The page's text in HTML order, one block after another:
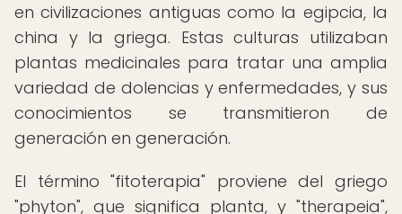
en civilizaciones antiguas como la egipcia, la
china y la griega. Estas culturas utilizaban
plantas medicinales para tratar una amplia
variedad de dolencias y enfermedades, y sus
conocimientos se transmitieron de
generación en generación.
El término "fitoterapia" proviene del griego
"phyton", que significa planta, y "therapeia",